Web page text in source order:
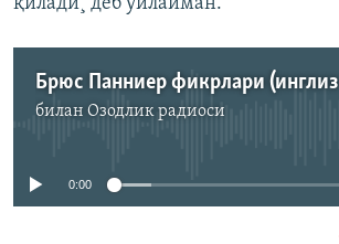
қилади¸ деб ўйлайман.
Брюс Панниер фикрлари
билан Озодлик радиоси
Айни дамда медиа-манба
0:00